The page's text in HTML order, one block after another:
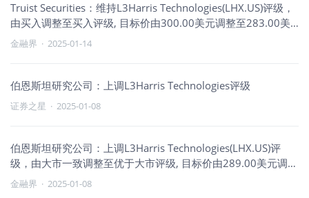
Truist Securities：维持L3Harris Technologies(LHX.US)评级，
由买入调整至买入评级, 目标价由300.00美元调整至283.00美
元。
金融界 · 2025-01-14
伯恩斯坦研究公司：上调L3Harris Technologies评级
证券之星 · 2025-01-08
伯恩斯坦研究公司：上调L3Harris Technologies(LHX.US)评
级，由大市一致调整至优于大市评级, 目标价由289.00美元调整
至267.00美元。
金融界 · 2025-01-08